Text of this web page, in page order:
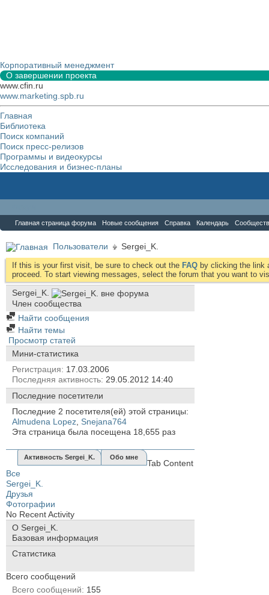
Корпоративный менеджмент
О завершении проекта
www.cfin.ru
www.marketing.spb.ru
Главная
Библиотека
Поиск компаний
Поиск пресс-релизов
Программы и видеокурсы
Исследования и бизнес-планы
Главная страница форума Новые сообщения Справка Календарь
Пользователи Sergei_K.
If this is your first visit, be sure to check out the FAQ by clicking the link
proceed. To start viewing messages, select the forum that you want to
Sergei_K.
Член сообщества
Найти сообщения
Найти темы
Просмотр статей
Мини-статистика
Регистрация
17.03.2006
Последняя активность 29.05.2012 14:40
Последние посетители
Последние 2 посетителя(ей) этой страницы:
Almudena Lopez Snejana764
Эта страница была посещена 18,655 раз
Активность Sergei_K. Обо мне
Tab Content
Все
Sergei_K.
Друзья
Фотографии
No Recent Activity
О Sergei_K.
Базовая информация
Статистика
Всего сообщений
Всего сообщений
155